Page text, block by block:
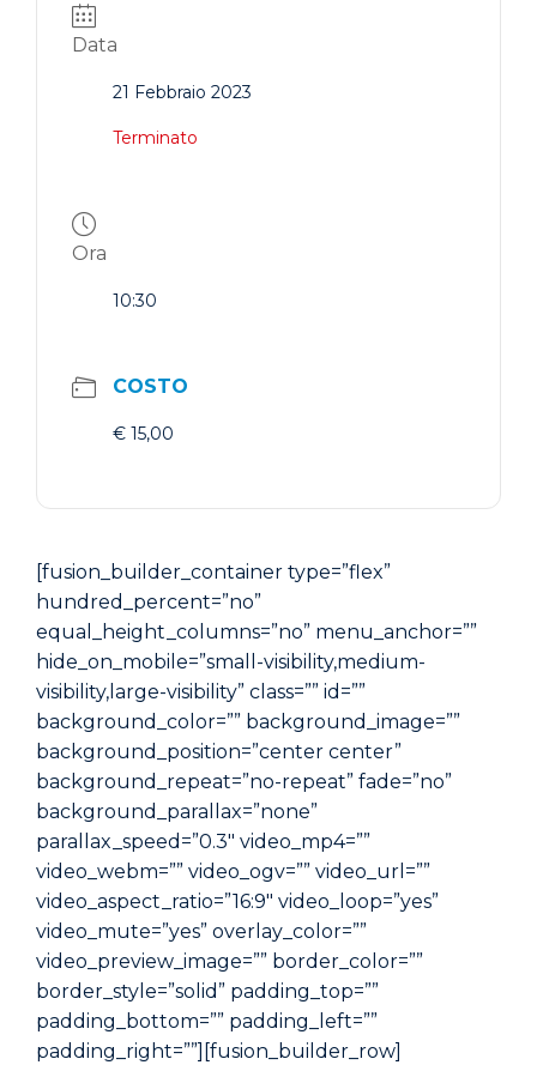
Data
21 Febbraio 2023
Terminato
Ora
10:30
COSTO
€ 15,00
[fusion_builder_container type=”flex”
hundred_percent=”no”
equal_height_columns=”no” menu_anchor=””
hide_on_mobile=”small-visibility,medium-
visibility,large-visibility” class=”” id=””
background_color=”” background_image=””
background_position=”center center”
background_repeat=”no-repeat” fade=”no”
background_parallax=”none”
parallax_speed=”0.3″ video_mp4=””
video_webm=”” video_ogv=”” video_url=””
video_aspect_ratio=”16:9″ video_loop=”yes”
video_mute=”yes” overlay_color=””
video_preview_image=”” border_color=””
border_style=”solid” padding_top=””
padding_bottom=”” padding_left=””
padding_right=””][fusion_builder_row]